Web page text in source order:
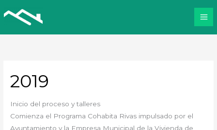
al
2019
Inicio del proceso y talleres
Comienza el Programa Cohabita Rivas impulsado por el
Ayuntamiento y la Empresa Municipal de la Vivienda de